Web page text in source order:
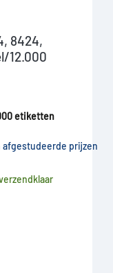
8424,
12.000
etiketten
afgestudeerde prijzen